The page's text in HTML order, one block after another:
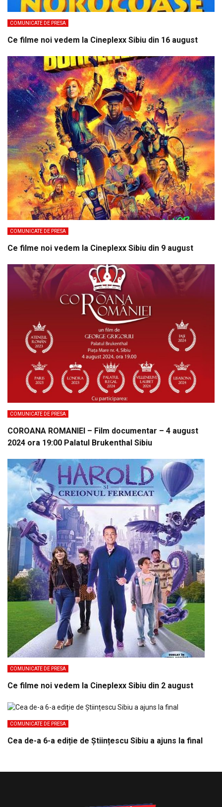
COMUNICATE DE PRESA
Ce filme noi vedem la Cineplexx Sibiu din 16 august
COMUNICATE DE PRESA
Ce filme noi vedem la Cineplexx Sibiu din 9 august
COMUNICATE DE PRESA
COROANA ROMANIEI – Film documentar – 4 august
2024 ora 19:00 Palatul Brukenthal Sibiu
COMUNICATE DE PRESA
Ce filme noi vedem la Cineplexx Sibiu din 2 august
COMUNICATE DE PRESA
Cea de-a 6-a ediție de Științescu Sibiu a ajuns la final